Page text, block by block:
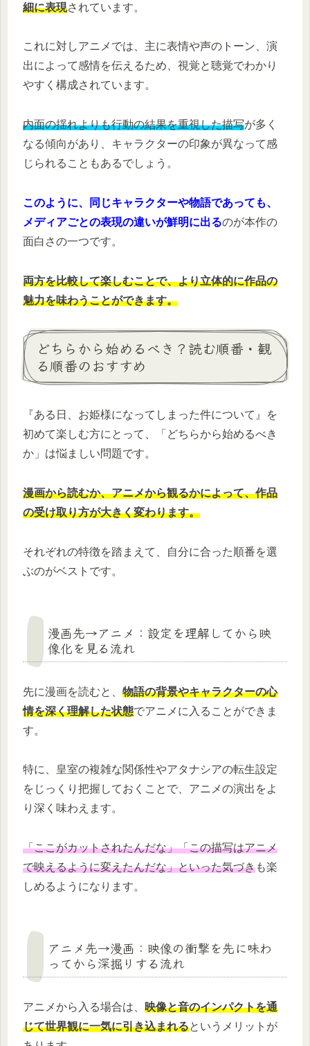
細に表現されています。
これに対しアニメでは、主に表情や声のトーン、演
出によって感情を伝えるため、視覚と聴覚でわかり
やすく構成されています。
内面の揺れよりも行動の結果を重視した描写が多く
なる傾向があり、キャラクターの印象が異なって感
じられることもあるでしょう。
このように、同じキャラクターや物語であっても、
メディアごとの表現の違いが鮮明に出るのが本作の
面白さの一つです。
両方を比較して楽しむことで、より立体的に作品の
魅力を味わうことができます。
どちらから始めるべき？読む順番・観
る順番のおすすめ
『ある日、お姫様になってしまった件について』を
初めて楽しむ方にとって、「どちらから始めるべき
か」は悩ましい問題です。
漫画から読むか、アニメから観るかによって、作品
の受け取り方が大きく変わります。
それぞれの特徴を踏まえて、自分に合った順番を選
ぶのがベストです。
漫画先→アニメ：設定を理解してから映
像化を見る流れ
先に漫画を読むと、 物語の背景やキャラクターの心
情を深く理解した状態でアニメに入ることができま
す。
特に、皇室の複雑な関係性やアタナシアの転生設定
をじっくり把握しておくことで、アニメの演出をよ
り深く味わえます。
「ここがカットされたんだな」「この描写はアニメ
で映えるように変えたんだな」といった気づきも楽
しめるようになります。
アニメ先→漫画：映像の衝撃を先に味わ
ってから深掘りする流れ
アニメから入る場合は、 映像と音のインパクトを通
じて世界観に一気に引き込まれるというメリットが